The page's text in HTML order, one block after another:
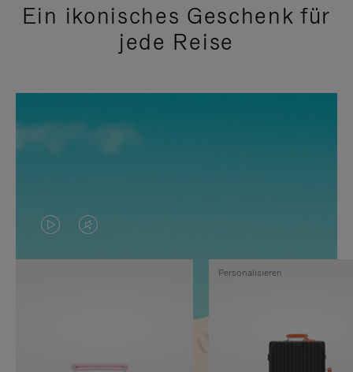
Ein ikonisches Geschenk für
jede Reise
DAS
VIDEO
VIDEO
IST
Personalisieren